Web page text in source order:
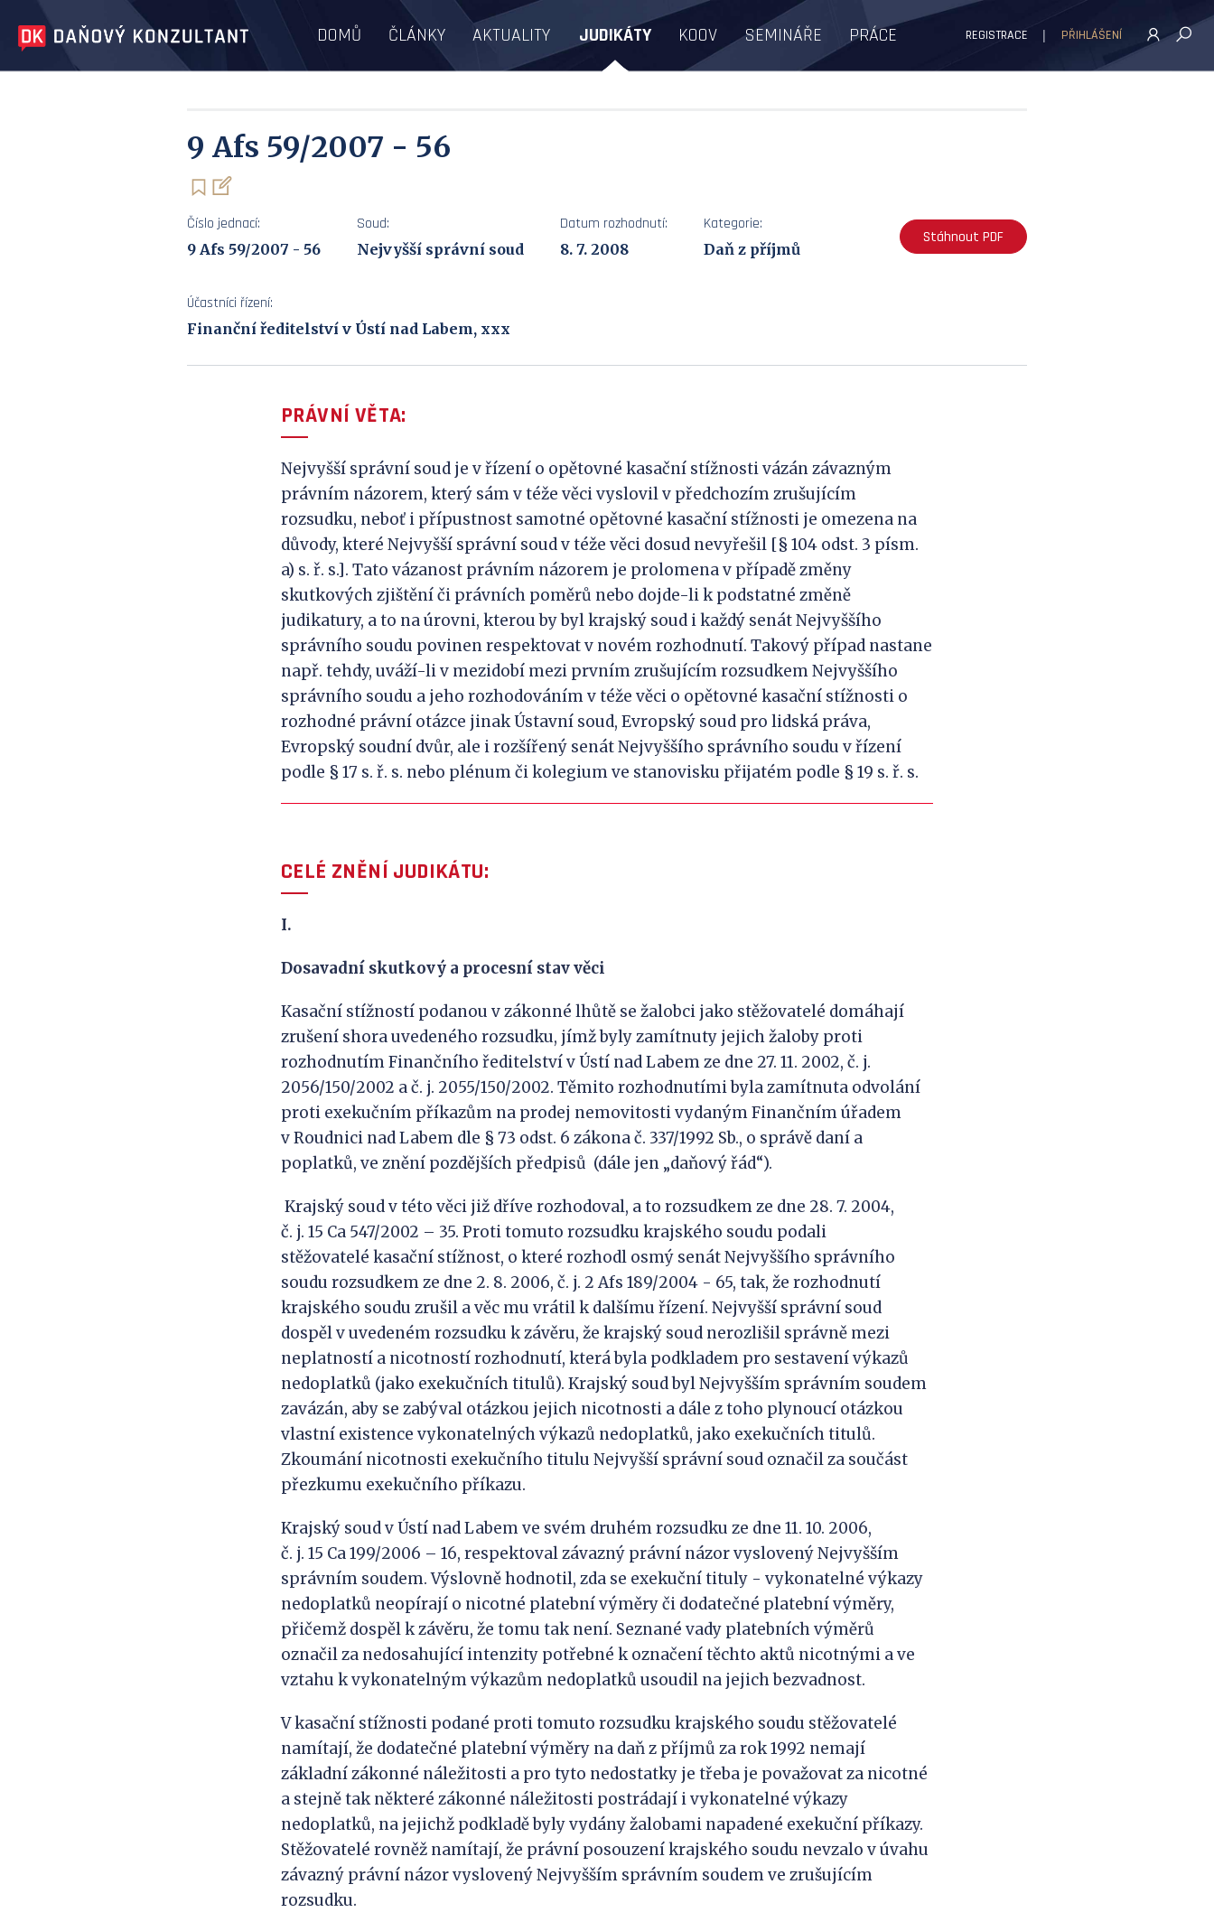
DOMŮ ČLÁNKY AKTUALITY JUDIKÁTY KOOV SEMINÁŘE PRÁCE REGISTRACE PŘIHLÁŠENÍ
9 Afs 59/2007 - 56
Číslo jednací:
9 Afs 59/2007 - 56
Soud:
Nejvyšší správní soud
Datum rozhodnutí:
8. 7. 2008
Kategorie:
Daň z příjmů
Stáhnout PDF
Účastníci řízení:
Finanční ředitelství v Ústí nad Labem, xxx
PRÁVNÍ VĚTA:
Nejvyšší správní soud je v řízení o opětovné kasační stížnosti vázán závazným
právním názorem, který sám v téže věci vyslovil v předchozím zrušujícím
rozsudku, neboť i přípustnost samotné opětovné kasační stížnosti je omezena na
důvody, které Nejvyšší správní soud v téže věci dosud nevyřešil [§ 104 odst. 3 písm.
a) s. ř. s.]. Tato vázanost právním názorem je prolomena v případě změny
skutkových zjištění či právních poměrů nebo dojde-li k podstatné změně
judikatury, a to na úrovni, kterou by byl krajský soud i každý senát Nejvyššího
správního soudu povinen respektovat v novém rozhodnutí. Takový případ nastane
např. tehdy, uváží-li v mezidobí mezi prvním zrušujícím rozsudkem Nejvyššího
správního soudu a jeho rozhodováním v téže věci o opětovné kasační stížnosti o
rozhodné právní otázce jinak Ústavní soud, Evropský soud pro lidská práva,
Evropský soudní dvůr, ale i rozšířený senát Nejvyššího správního soudu v řízení
podle § 17 s. ř. s. nebo plénum či kolegium ve stanovisku přijatém podle § 19 s. ř. s.
CELÉ ZNĚNÍ JUDIKÁTU:
I.
Dosavadní skutkový a procesní stav věci
Kasační stížností podanou v zákonné lhůtě se žalobci jako stěžovatelé domáhají
zrušení shora uvedeného rozsudku, jímž byly zamítnuty jejich žaloby proti
rozhodnutím Finančního ředitelství v Ústí nad Labem ze dne 27. 11. 2002, č. j.
2056/150/2002 a č. j. 2055/150/2002. Těmito rozhodnutími byla zamítnuta odvolání
proti exekučním příkazům na prodej nemovitosti vydaným Finančním úřadem
v Roudnici nad Labem dle § 73 odst. 6 zákona č. 337/1992 Sb., o správě daní a
poplatků, ve znění pozdějších předpisů (dále jen „daňový řád“).
Krajský soud v této věci již dříve rozhodoval, a to rozsudkem ze dne 28. 7. 2004,
č. j. 15 Ca 547/2002 – 35. Proti tomuto rozsudku krajského soudu podali
stěžovatelé kasační stížnost, o které rozhodl osmý senát Nejvyššího správního
soudu rozsudkem ze dne 2. 8. 2006, č. j. 2 Afs 189/2004 - 65, tak, že rozhodnutí
krajského soudu zrušil a věc mu vrátil k dalšímu řízení. Nejvyšší správní soud
dospěl v uvedeném rozsudku k závěru, že krajský soud nerozlišil správně mezi
neplatností a nicotností rozhodnutí, která byla podkladem pro sestavení výkazů
nedoplatků (jako exekučních titulů). Krajský soud byl Nejvyšším správním soudem
zavázán, aby se zabýval otázkou jejich nicotnosti a dále z toho plynoucí otázkou
vlastní existence vykonatelných výkazů nedoplatků, jako exekučních titulů.
Zkoumání nicotnosti exekučního titulu Nejvyšší správní soud označil za součást
přezkumu exekučního příkazu.
Krajský soud v Ústí nad Labem ve svém druhém rozsudku ze dne 11. 10. 2006,
č. j. 15 Ca 199/2006 – 16, respektoval závazný právní názor vyslovený Nejvyšším
správním soudem. Výslovně hodnotil, zda se exekuční tituly - vykonatelné výkazy
nedoplatků neopírají o nicotné platební výměry či dodatečné platební výměry,
přičemž dospěl k závěru, že tomu tak není. Seznané vady platebních výměrů
označil za nedosahující intenzity potřebné k označení těchto aktů nicotnými a ve
vztahu k vykonatelným výkazům nedoplatků usoudil na jejich bezvadnost.
V kasační stížnosti podané proti tomuto rozsudku krajského soudu stěžovatelé
namítají, že dodatečné platební výměry na daň z příjmů za rok 1992 nemají
základní zákonné náležitosti a pro tyto nedostatky je třeba je považovat za nicotné
a stejně tak některé zákonné náležitosti postrádají i vykonatelné výkazy
nedoplatků, na jejichž podkladě byly vydány žalobami napadené exekuční příkazy.
Stěžovatelé rovněž namítají, že právní posouzení krajského soudu nevzalo v úvahu
závazný právní názor vyslovený Nejvyšším správním soudem ve zrušujícím
rozsudku.